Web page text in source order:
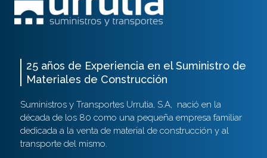
25 años de Experiencia en el Suministro de
Materiales de Construcción
Suministros y Transportes Urrutia, S.A, nació en la
década de los 80 como una pequeña empresa familiar
dedicada a la venta de material de construcción y al
transporte del mismo.